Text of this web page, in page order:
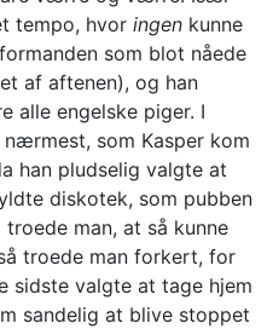
tempo, hvor ingen kunne
som blot nåede
af aftenen), og han
alle engelske piger. I
som Kasper kom
han pludselig valgte at
diskotek, som pubben
man, at så kunne
troede man forkert, for
sidste valgte at tage hjem
sandelig at blive stoppet